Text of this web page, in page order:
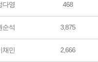
다영 468
순석 3,875
채민 2,666